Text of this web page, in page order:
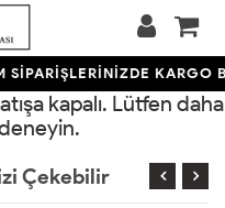
SİPARİŞLERİNİZDE KARGO
kapalı. Lütfen daha
Çekebilir